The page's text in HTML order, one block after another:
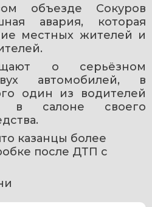
объезде Сокуров
авария, которая
местных жителей и
о серьёзном
автомобилей, в
один из водителей
в салоне своего
казанцы более
после ДТП с